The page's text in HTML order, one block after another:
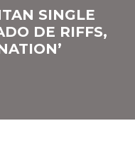
SINGLE
DE RIFFS,